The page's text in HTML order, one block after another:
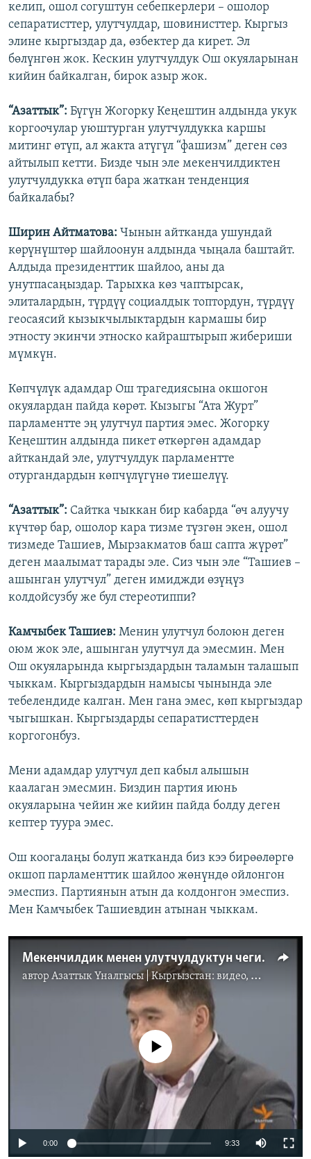
келип, ошол согуштун себепкерлери – ошолор
сепаратисттер, улутчулдар, шовинисттер. Кыргыз
элине кыргыздар да, өзбектер да кирет. Эл
бөлүнгөн жок. Кескин улутчулдук Ош окуяларынан
кийин байкалган, бирок азыр жок.
“Азаттык”: Бүгүн Жогорку Кеңештин алдында укук
коргоочулар уюштурган улутчулдукка каршы
митинг өтүп, ал жакта атүгүл “фашизм” деген сөз
айтылып кетти. Бизде чын эле мекенчилдиктен
улутчулдукка өтүп бара жаткан тенденция
байкалабы?
Ширин Айтматова: Чынын айтканда ушундай
көрүнүштөр шайлоонун алдында чыңала баштайт.
Алдыда президенттик шайлоо, аны да
унутпасаңыздар. Тарыхка көз чаптырсак,
элиталардын, түрдүү социалдык топтордун, түрдүү
геосаясий кызыкчылыктардын кармашы бир
этносту экинчи этноско кайраштырып жибериши
мүмкүн.
Көпчүлүк адамдар Ош трагедиясына окшогон
окуялардан пайда көрөт. Кызыгы “Ата Журт”
парламентте эң улутчул партия эмес. Жогорку
Кеңештин алдында пикет өткөргөн адамдар
айткандай эле, улутчулдук парламентте
отургандардын көпчүлүгүнө тиешелүү.
“Азаттык”: Сайтка чыккан бир кабарда “өч алуучу
күчтөр бар, ошолор кара тизме түзгөн экен, ошол
тизмеде Ташиев, Мырзакматов баш сапта жүрөт”
деген маалымат тарады эле. Сиз чын эле “Ташиев –
ашынган улутчул” деген имиджди өзүңүз
колдойсузбу же бул стереотиппи?
Камчыбек Ташиев: Менин улутчул болоюн деген
оюм жок эле, ашынган улутчул да эмесмин. Мен
Ош окуяларында кыргыздардын таламын талашып
чыккам. Кыргыздардын намысы чынында эле
тебелендиде калган. Мен гана эмес, көп кыргыздар
чыгышкан. Кыргыздарды сепаратисттерден
коргогонбуз.
Мени адамдар улутчул деп кабыл алышын
каалаган эмесмин. Биздин партия июнь
окуяларына чейин же кийин пайда болду деген
кептер туура эмес.
Ош коогалаңы болуп жатканда биз кээ бирөөлөргө
окшоп парламенттик шайлоо жөнүндө ойлонгон
эмеспиз. Партиянын атын да колдонгон эмеспиз.
Мен Камчыбек Ташиевдин атынан чыккам.
Мекенчилдик менен улутчулдуктун чеги кайда? 3
автор Азаттык Үналгысы | Кыргызстан: видео, фото, кабарлар
No media source currently available
0:00 9:33